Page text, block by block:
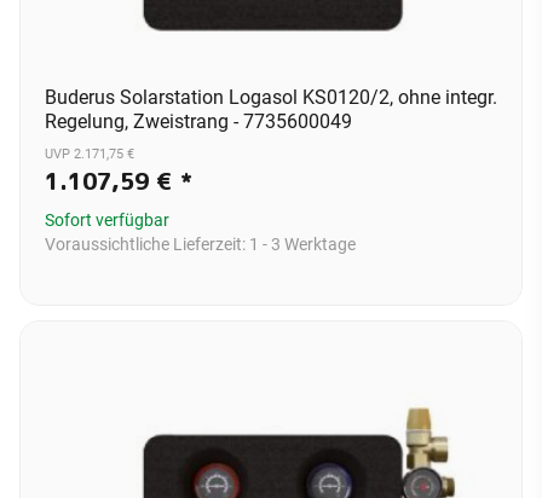
Buderus Solarstation Logasol KS0120/2, ohne integr.
Regelung, Zweistrang - 7735600049
UVP 2.171,75 €
1.107,59 € *
Sofort verfügbar
Voraussichtliche Lieferzeit: 1 - 3 Werktage